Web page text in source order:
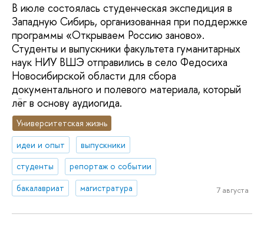
В июле состоялась студенческая экспедиция в
Западную Сибирь, организованная при поддержке
программы «Открываем Россию заново».
Студенты и выпускники факультета гуманитарных
наук НИУ ВШЭ отправились в село Федосиха
Новосибирской области для сбора
документального и полевого материала, который
лёг в основу аудиогида.
Университетская жизнь
идеи и опыт
выпускники
студенты
репортаж о событии
бакалавриат
магистратура 7 августа